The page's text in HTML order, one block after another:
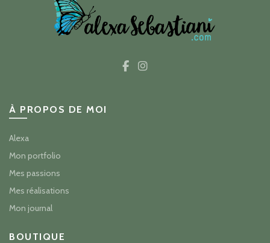
À PROPOS DE MOI
Alexa
Mon portfolio
Mes passions
Mes réalisations
Mon journal
BOUTIQUE